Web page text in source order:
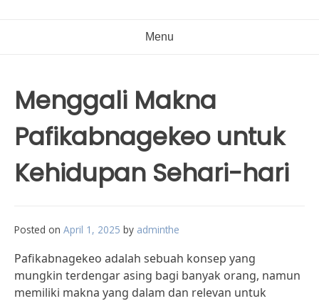
Menu
Menggali Makna
Pafikabnagekeo untuk
Kehidupan Sehari-hari
Posted on April 1, 2025 by adminthe
Pafikabnagekeo adalah sebuah konsep yang
mungkin terdengar asing bagi banyak orang, namun
memiliki makna yang dalam dan relevan untuk